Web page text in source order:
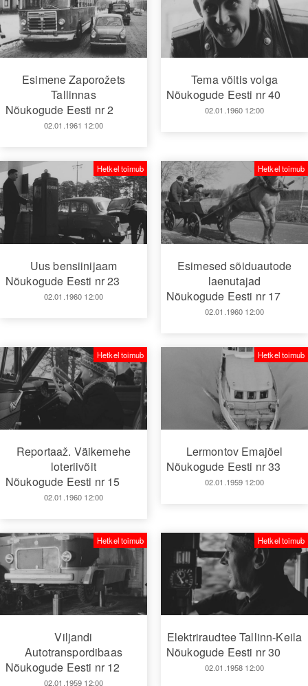
Esimene Zaporožets
Tallinnas
Nõukogude Eesti nr 2
02.01.1961 12:00
Tema võitis volga
Nõukogude Eesti nr 40
02.01.1960 12:00
Uus bensiinijaam
Nõukogude Eesti nr 23
02.01.1960 12:00
Hetkel toimub
Esimesed sõiduautode
laenutajad
Nõukogude Eesti nr 17
02.01.1960 12:00
Hetkel toimub
Reportaaž. Väikemehe
loteriivõit
Nõukogude Eesti nr 15
02.01.1960 12:00
Hetkel toimub
Lermontov Emajõel
Nõukogude Eesti nr 33
02.01.1959 12:00
Hetkel toimub
Viljandi
Autotranspordibaas
Nõukogude Eesti nr 12
02.01.1959 12:00
Hetkel toimub
Elektriraudtee Tallinn-Keila
Nõukogude Eesti nr 30
02.01.1958 12:00
Hetkel toimub